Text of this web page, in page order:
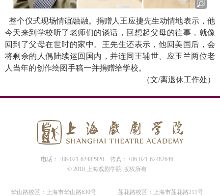
整个仪式现场情谊融融。捐赠人王应捷先生动情地表示，他
今天来到学校听了老师们的谈话，回想起父母的往事，就像
回到了父母在世时的家中。王先生还表示，他回美国后，会
将剩余的人偶陆续运回国内，并连同王辅世、应玉兰两位老
人当年的创作绘图手稿一并捐赠给学校。
（文/离退休工作处）
电话：+86-021-62482920
传真：+86-021-62482646
© 2018 上海戏剧学院 版权所有
华山路校区：上海市华山路630号 莲花路校区：上海市莲花路211号